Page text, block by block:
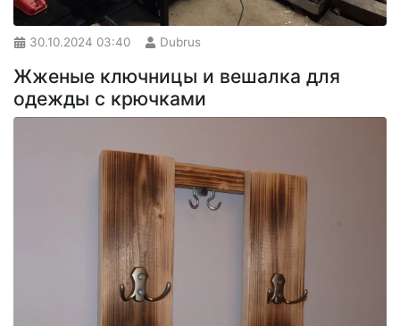
30.10.2024 03:40 Dubrus
Жженые ключницы и вешалка для
одежды с крючками